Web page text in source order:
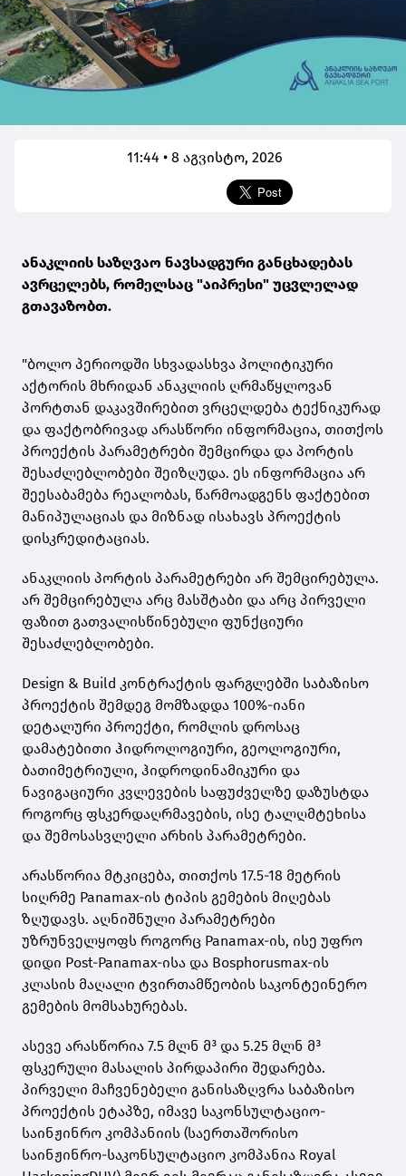
11:44 • 8 აგვისტო, 2026
ანაკლიის საზღვაო ნავსადგური განცხადებას
ავრცელებს, რომელსაც "აიპრესი" უცვლელად
გთავაზობთ.
"ბოლო პერიოდში სხვადასხვა პოლიტიკური
აქტორის მხრიდან ანაკლიის ღრმაწყლოვან
პორტთან დაკავშირებით ვრცელდება ტექნიკურად
და ფაქტობრივად არასწორი ინფორმაცია, თითქოს
პროექტის პარამეტრები შემცირდა და პორტის
შესაძლებლობები შეიზღუდა. ეს ინფორმაცია არ
შეესაბამება რეალობას, წარმოადგენს ფაქტებით
მანიპულაციას და მიზნად ისახავს პროექტის
დისკრედიტაციას.
ანაკლიის პორტის პარამეტრები არ შემცირებულა.
არ შემცირებულა არც მასშტაბი და არც პირველი
ფაზით გათვალისწინებული ფუნქციური
შესაძლებლობები.
Design & Build კონტრაქტის ფარგლებში საბაზისო
პროექტის შემდეგ მომზადდა 100%-იანი
დეტალური პროექტი, რომლის დროსაც
დამატებითი ჰიდროლოგიური, გეოლოგიური,
ბათიმეტრიული, ჰიდროდინამიკური და
ნავიგაციური კვლევების საფუძველზე დაზუსტდა
როგორც ფსკერდაღრმავების, ისე ტალღმტეხისა
და შემოსასვლელი არხის პარამეტრები.
არასწორია მტკიცება, თითქოს 17.5-18 მეტრის
სიღრმე Panamax-ის ტიპის გემების მიღებას
ზღუდავს. აღნიშნული პარამეტრები
უზრუნველყოფს როგორც Panamax-ის, ისე უფრო
დიდი Post-Panamax-ისა და Bosphorusmax-ის
კლასის მაღალი ტვირთამწეობის საკონტეინერო
გემების მომსახურებას.
ასევე არასწორია 7.5 მლნ მ³ და 5.25 მლნ მ³
ფსკერული მასალის პირდაპირი შედარება.
პირველი მაჩვენებელი განისაზღვრა საბაზისო
პროექტის ეტაპზე, იმავე საკონსულტაციო-
საინჟინრო კომპანიის (საერთაშორისო
საინჟინრო-საკონსულტაციო კომპანია Royal